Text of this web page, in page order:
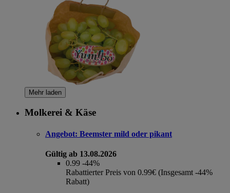
Mehr laden
Molkerei & Käse
Angebot: Beemster mild oder pikant
Gültig ab 13.08.2026
0.99 -44%
Rabattierter Preis von 0.99€ (Insgesamt -44%
Rabatt)